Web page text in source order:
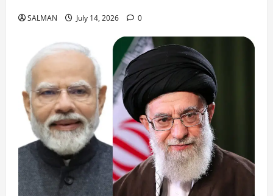
SALMAN July 14, 2026 0